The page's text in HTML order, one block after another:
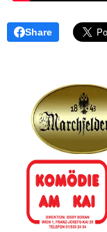
Share